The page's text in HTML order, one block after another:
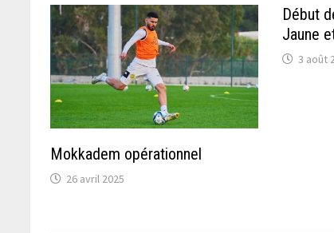
Mokkadem opérationnel
26 avril 2025
Début
Jaune
3 août